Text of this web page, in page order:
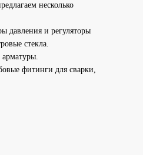
несколько
давления и регуляторы
стекла.
фитинги для сварки,